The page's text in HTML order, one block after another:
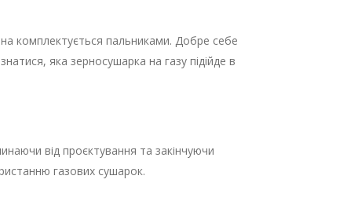
комплектується пальниками. Добре себе
яка зерносушарка на газу підійде в
від проєктування та закінчуючи
газових сушарок.